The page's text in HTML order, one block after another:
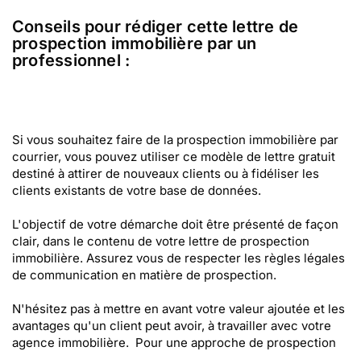
Conseils pour rédiger cette lettre de
prospection immobilière par un
professionnel :
Si vous souhaitez faire de la prospection immobilière par
courrier, vous pouvez utiliser ce modèle de lettre gratuit
destiné à attirer de nouveaux clients ou à fidéliser les
clients existants de votre base de données.
L'objectif de votre démarche doit être présenté de façon
clair, dans le contenu de votre lettre de prospection
immobilière. Assurez vous de respecter les règles légales
de communication en matière de prospection.
N'hésitez pas à mettre en avant votre valeur ajoutée et les
avantages qu'un client peut avoir, à travailler avec votre
agence immobilière. Pour une approche de prospection